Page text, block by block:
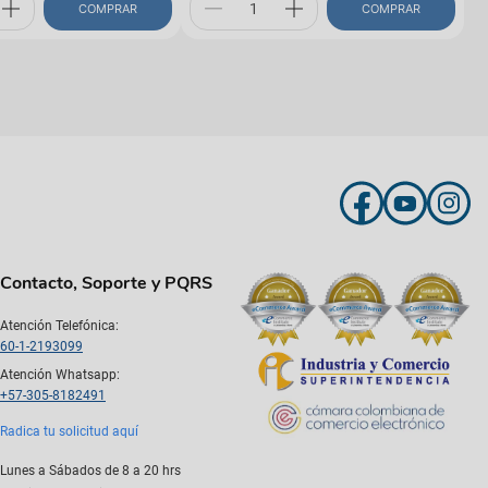
COMPRAR COMPRAR
Contacto, Soporte y PQRS
Atención Telefónica:
60-1-2193099
Atención Whatsapp:
+57-305-8182491
Radica tu solicitud aquí
Lunes a Sábados de 8 a 20 hrs